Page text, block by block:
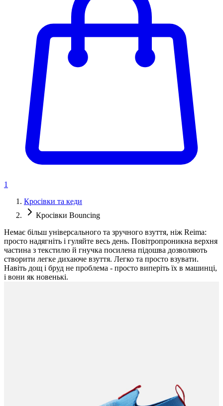
1
Кросівки та кеди
Кросівки Bouncing
Немає більш універсального та зручного взуття, ніж Reima:
просто надягніть і гуляйте весь день. Повітропроникна верхня
частина з текстилю й гнучка посилена підошва дозволяють
створити легке дихаюче взуття. Легко та просто взувати.
Навіть дощ і бруд не проблема - просто виперіть їх в машинці,
і вони як новенькі.